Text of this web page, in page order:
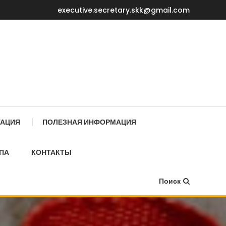
executive.secretary.skk@gmail.com
ПОЛЕЗНАЯ ИНФОРМАЦИЯ
КОНТАКТЫ
Поиск